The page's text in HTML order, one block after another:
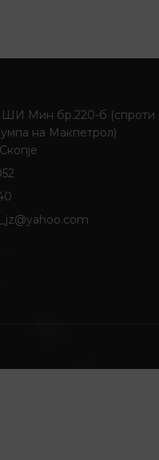
ШИ Мин бр.220-б (спроти
на Макпетрол)